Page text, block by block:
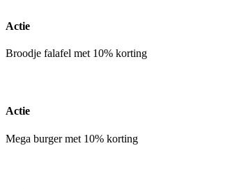
Actie
Broodje falafel met 10% korting
Actie
Mega burger met 10% korting